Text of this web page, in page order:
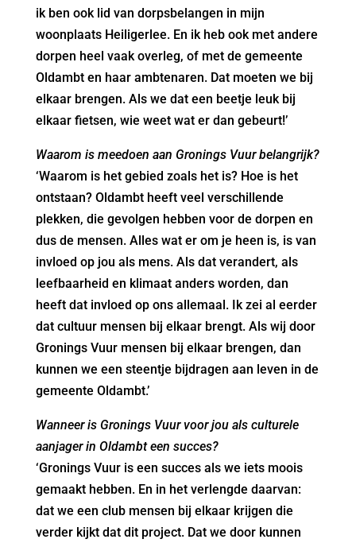
ik ben ook lid van dorpsbelangen in mijn
woonplaats Heiligerlee. En ik heb ook met andere
dorpen heel vaak overleg, of met de gemeente
Oldambt en haar ambtenaren. Dat moeten we bij
elkaar brengen. Als we dat een beetje leuk bij
elkaar fietsen, wie weet wat er dan gebeurt!’
Waarom is meedoen aan Gronings Vuur belangrijk?
‘Waarom is het gebied zoals het is? Hoe is het
ontstaan? Oldambt heeft veel verschillende
plekken, die gevolgen hebben voor de dorpen en
dus de mensen. Alles wat er om je heen is, is van
invloed op jou als mens. Als dat verandert, als
leefbaarheid en klimaat anders worden, dan
heeft dat invloed op ons allemaal. Ik zei al eerder
dat cultuur mensen bij elkaar brengt. Als wij door
Gronings Vuur mensen bij elkaar brengen, dan
kunnen we een steentje bijdragen aan leven in de
gemeente Oldambt.’
Wanneer is Gronings Vuur voor jou als culturele
aanjager in Oldambt een succes?
‘Gronings Vuur is een succes als we iets moois
gemaakt hebben. En in het verlengde daarvan:
dat we een club mensen bij elkaar krijgen die
verder kijkt dat dit project. Dat we door kunnen